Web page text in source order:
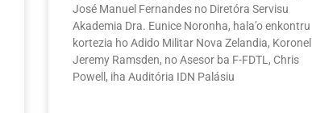
José Manuel Fernandes no Diretóra Servisu
Akademia Dra. Eunice Noronha, hala’o enkontru
kortezia ho Adido Militar Nova Zelandia, Koronel
Jeremy Ramsden, no Asesor ba F-FDTL, Chris
Powell, iha Auditória IDN Palásiu